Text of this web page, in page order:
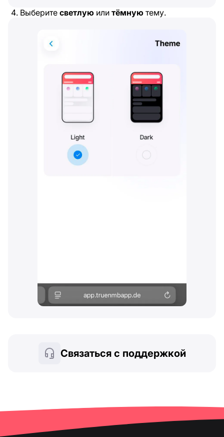
Выберите светлую или тёмную тему.
Связаться с поддержкой